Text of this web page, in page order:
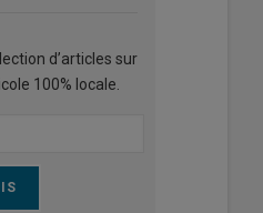
d’articles sur
100% locale.